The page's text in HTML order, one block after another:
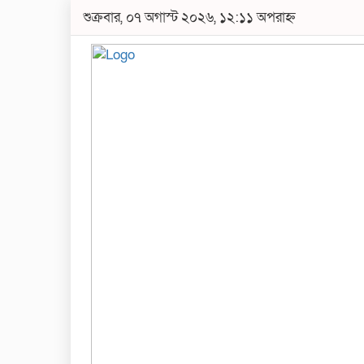
শুক্রবার, ০৭ অগাস্ট ২০২৬, ১২:১১ অপরাহ্ন